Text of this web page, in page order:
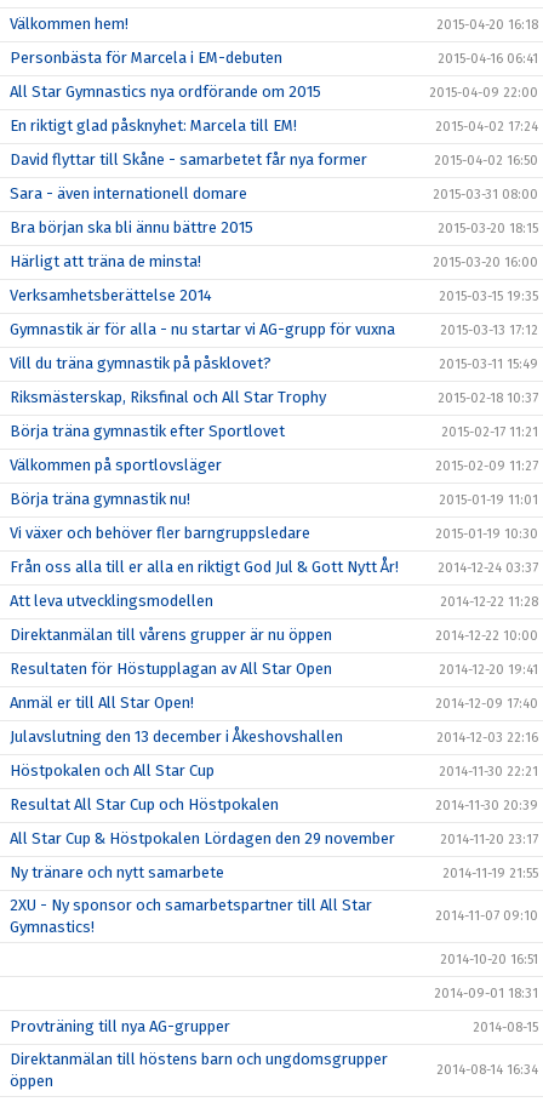
Välkommen hem! 2015-04-20 16:18
Personbästa för Marcela i EM-debuten 2015-04-16 06:41
All Star Gymnastics nya ordförande om 2015 2015-04-09 22:00
En riktigt glad påsknyhet: Marcela till EM! 2015-04-02 17:24
David flyttar till Skåne - samarbetet får nya former 2015-04-02 16:50
Sara - även internationell domare 2015-03-31 08:00
Bra början ska bli ännu bättre 2015 2015-03-20 18:15
Härligt att träna de minsta! 2015-03-20 16:00
Verksamhetsberättelse 2014 2015-03-15 19:35
Gymnastik är för alla - nu startar vi AG-grupp för vuxna 2015-03-13 17:12
Vill du träna gymnastik på påsklovet? 2015-03-11 15:49
Riksmästerskap, Riksfinal och All Star Trophy 2015-02-18 10:37
Börja träna gymnastik efter Sportlovet 2015-02-17 11:21
Välkommen på sportlovsläger 2015-02-09 11:27
Börja träna gymnastik nu! 2015-01-19 11:01
Vi växer och behöver fler barngruppsledare 2015-01-19 10:30
Från oss alla till er alla en riktigt God Jul & Gott Nytt År! 2014-12-24 03:37
Att leva utvecklingsmodellen 2014-12-22 11:28
Direktanmälan till vårens grupper är nu öppen 2014-12-22 10:00
Resultaten för Höstupplagan av All Star Open 2014-12-20 19:41
Anmäl er till All Star Open! 2014-12-09 17:40
Julavslutning den 13 december i Åkeshovshallen 2014-12-03 22:16
Höstpokalen och All Star Cup 2014-11-30 22:21
Resultat All Star Cup och Höstpokalen 2014-11-30 20:39
All Star Cup & Höstpokalen Lördagen den 29 november 2014-11-20 23:17
Ny tränare och nytt samarbete 2014-11-19 21:55
2XU - Ny sponsor och samarbetspartner till All Star
Gymnastics!
2014-11-07 09:10
2014-10-20 16:51
2014-09-01 18:31
Provträning till nya AG-grupper 2014-08-15
Direktanmälan till höstens barn och ungdomsgrupper
öppen
2014-08-14 16:34